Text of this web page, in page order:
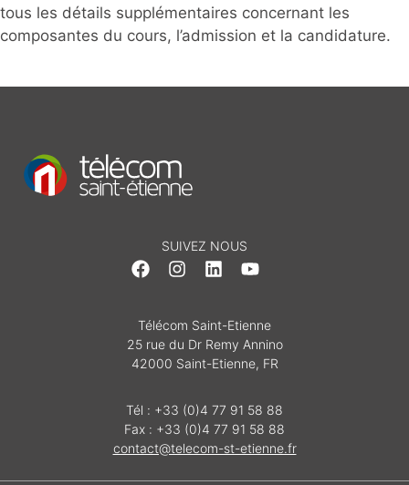
tous les détails supplémentaires concernant les
composantes du cours, l’admission et la candidature.
SUIVEZ NOUS
Télécom Saint-Etienne
25 rue du Dr Remy Annino
42000 Saint-Etienne, FR
Tél : +33 (0)4 77 91 58 88
Fax : +33 (0)4 77 91 58 88
contact@telecom-st-etienne.fr